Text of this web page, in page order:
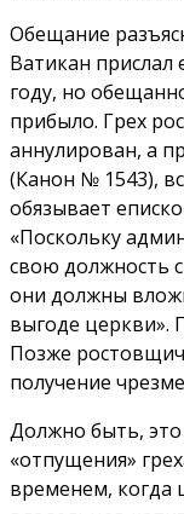
Обещание
Ватикан прислал
году, но
прибыло. Грех
аннулирован, а
(Канон № 1543),
обязывает
«Поскольку
свою должность
они должны
выгоде церкви».
Позже
получение
Должно быть, это
«отпущения»
временем, когда